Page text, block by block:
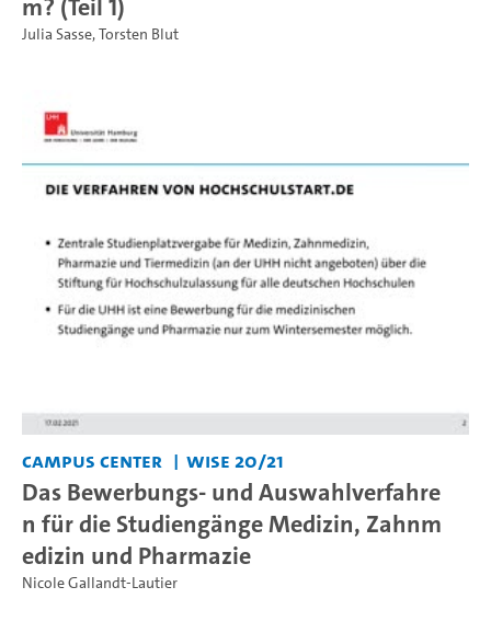
Julia Sasse,Torsten Blut
Campus Center WiSe 20/21
Das Bewerbungs- und Auswahlverfahre
n für die Studiengänge Medizin, Zahnm
edizin und Pharmazie
Nicole Gallandt-Lautier